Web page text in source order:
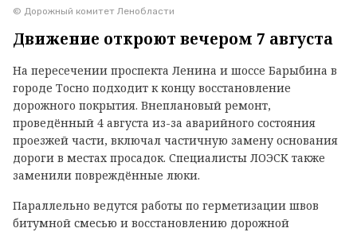
© Дорожный комитет Ленобласти
Движение откроют вечером 7 августа
На пересечении проспекта Ленина и шоссе Барыбина в
городе Тосно подходит к концу восстановление
дорожного покрытия. Внеплановый ремонт,
проведённый 4 августа из-за аварийного состояния
проезжей части, включал частичную замену основания
дороги в местах просадок. Специалисты ЛОЭСК также
заменили повреждённые люки.
Параллельно ведутся работы по герметизации швов
битумной смесью и восстановлению дорожной